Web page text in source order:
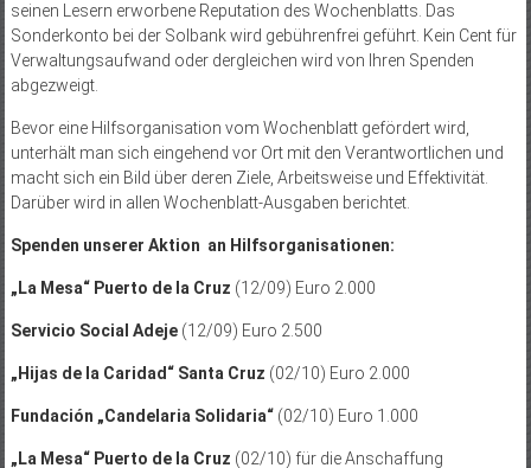
seinen Lesern erworbene Reputation des Wochenblatts. Das
Sonderkonto bei der Solbank wird gebührenfrei geführt. Kein Cent für
Verwaltungsaufwand oder dergleichen wird von Ihren Spenden
abgezweigt.
Bevor eine Hilfsorganisation vom Wochenblatt gefördert wird,
unterhält man sich eingehend vor Ort mit den Verantwortlichen und
macht sich ein Bild über deren Ziele, Arbeitsweise und Effektivität.
Darüber wird in allen Wochenblatt-Ausgaben berichtet.
Spenden unserer Aktion an Hilfsorganisationen:
„La Mesa“ Puerto de la Cruz (12/09) Euro 2.000
Servicio Social Adeje(12/09) Euro 2.500
„Hijas de la Caridad“ Santa Cruz (02/10) Euro 2.000
Fundación „Candelaria Solidaria“(02/10) Euro 1.000
„La Mesa“ Puerto de la Cruz (02/10) für die Anschaffung